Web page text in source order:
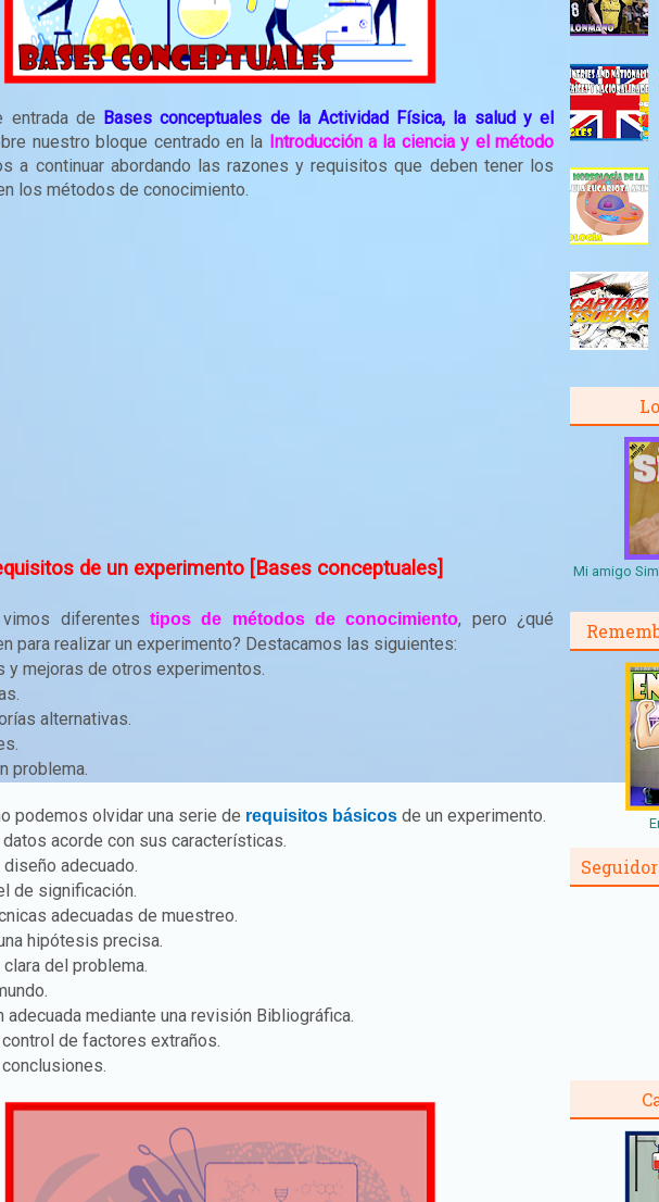
entrada de Bases conceptuales de la Actividad Física, la salud y el
nuestro bloque centrado en la Introducción a la ciencia y el método
a continuar abordando las razones y requisitos que deben tener los
los métodos de conocimiento.
de un experimento [Bases conceptuales]
vimos diferentes tipos de métodos de conocimiento, pero ¿qué
para realizar un experimento? Destacamos las siguientes:
y mejoras de otros experimentos.
alternativas.
problema.
podemos olvidar una serie de requisitos básicos de un experimento.
acorde con sus características.
adecuado.
de significación.
adecuadas de muestreo.
hipótesis precisa.
del problema.
mediante una revisión Bibliográfica.
de factores extraños.
Mi amigo